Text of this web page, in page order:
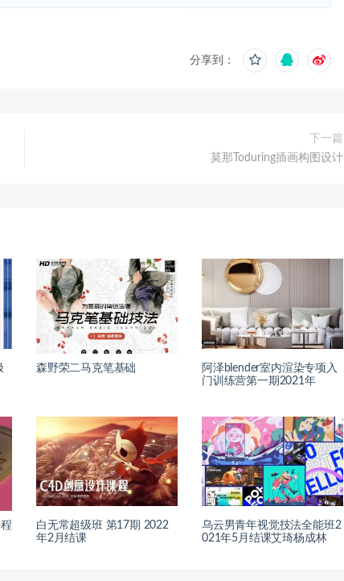
分享到：
下一篇
莫那Toduring插画构图设计
森野荣二马克笔基础
阿泽blender室内渲染专项入
门训练营第一期2021年
白无常超级班 第17期 2022
年2月结课
乌云男青年视觉技法全能班2
021年5月结课艾琦杨成林